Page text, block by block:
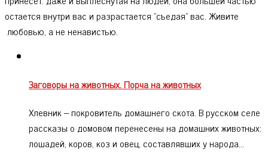
остается внутри вас и разрастается "съедая" вас. Живите
любовью, а не ненавистью.
Заговоры на животных. Порча на животных
Хлевник – покровитель домашнего скота. В русском селе
рассказы о домовом перенесены на домашних животных:
лошадей, коров, коз и овец, составлявших у народа…